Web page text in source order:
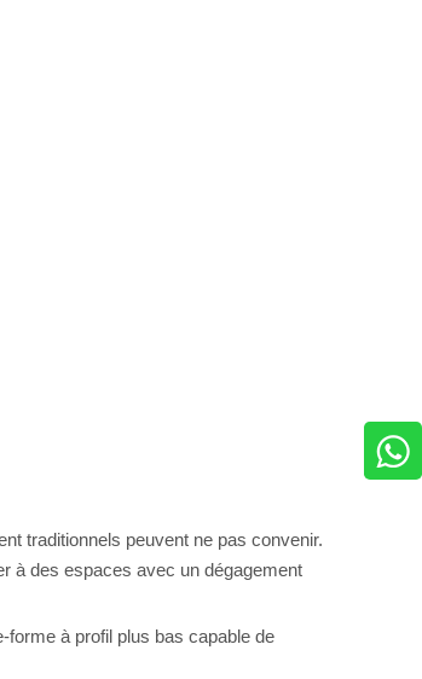
traditionnels peuvent ne pas convenir.
à des espaces avec un dégagement
forme à profil plus bas capable de